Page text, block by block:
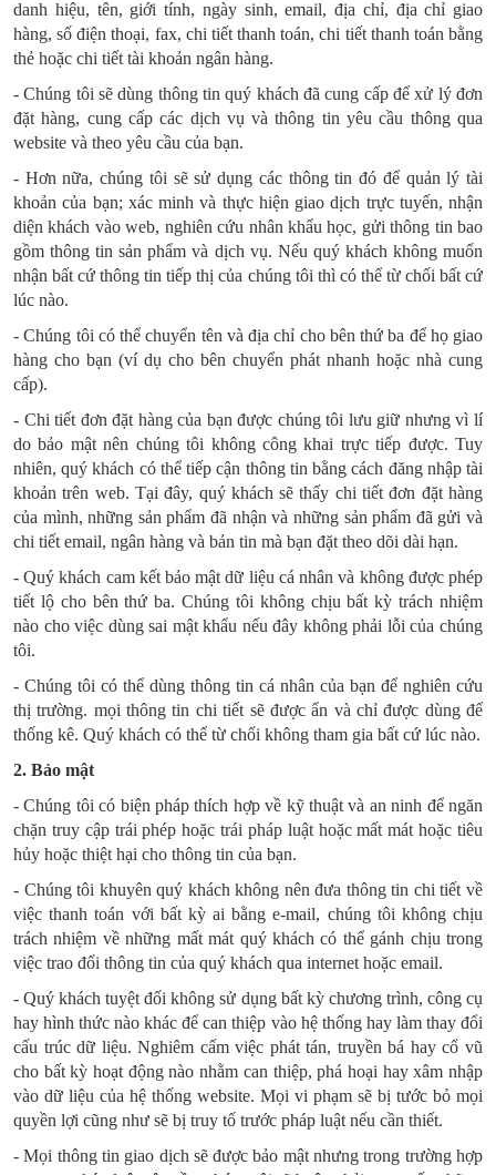
danh hiệu, tên, giới tính, ngày sinh, email, địa chỉ, địa chỉ giao
hàng, số điện thoại, fax, chi tiết thanh toán, chi tiết thanh toán bằng
thẻ hoặc chi tiết tài khoản ngân hàng.
- Chúng tôi sẽ dùng thông tin quý khách đã cung cấp để xử lý đơn
đặt hàng, cung cấp các dịch vụ và thông tin yêu cầu thông qua
website và theo yêu cầu của bạn.
- Hơn nữa, chúng tôi sẽ sử dụng các thông tin đó để quản lý tài
khoản của bạn; xác minh và thực hiện giao dịch trực tuyến, nhận
diện khách vào web, nghiên cứu nhân khẩu học, gửi thông tin bao
gồm thông tin sản phẩm và dịch vụ. Nếu quý khách không muốn
nhận bất cứ thông tin tiếp thị của chúng tôi thì có thể từ chối bất cứ
lúc nào.
- Chúng tôi có thể chuyển tên và địa chỉ cho bên thứ ba để họ giao
hàng cho bạn (ví dụ cho bên chuyển phát nhanh hoặc nhà cung
cấp).
- Chi tiết đơn đặt hàng của bạn được chúng tôi lưu giữ nhưng vì lí
do bảo mật nên chúng tôi không công khai trực tiếp được. Tuy
nhiên, quý khách có thể tiếp cận thông tin bằng cách đăng nhập tài
khoản trên web. Tại đây, quý khách sẽ thấy chi tiết đơn đặt hàng
của mình, những sản phẩm đã nhận và những sản phẩm đã gửi và
chi tiết email, ngân hàng và bản tin mà bạn đặt theo dõi dài hạn.
- Quý khách cam kết bảo mật dữ liệu cá nhân và không được phép
tiết lộ cho bên thứ ba. Chúng tôi không chịu bất kỳ trách nhiệm
nào cho việc dùng sai mật khẩu nếu đây không phải lỗi của chúng
tôi.
- Chúng tôi có thể dùng thông tin cá nhân của bạn để nghiên cứu
thị trường. mọi thông tin chi tiết sẽ được ẩn và chỉ được dùng để
thống kê. Quý khách có thể từ chối không tham gia bất cứ lúc nào.
2. Bảo mật
- Chúng tôi có biện pháp thích hợp về kỹ thuật và an ninh để ngăn
chặn truy cập trái phép hoặc trái pháp luật hoặc mất mát hoặc tiêu
hủy hoặc thiệt hại cho thông tin của bạn.
- Chúng tôi khuyên quý khách không nên đưa thông tin chi tiết về
việc thanh toán với bất kỳ ai bằng e-mail, chúng tôi không chịu
trách nhiệm về những mất mát quý khách có thể gánh chịu trong
việc trao đổi thông tin của quý khách qua internet hoặc email.
- Quý khách tuyệt đối không sử dụng bất kỳ chương trình, công cụ
hay hình thức nào khác để can thiệp vào hệ thống hay làm thay đổi
cấu trúc dữ liệu. Nghiêm cấm việc phát tán, truyền bá hay cổ vũ
cho bất kỳ hoạt động nào nhằm can thiệp, phá hoại hay xâm nhập
vào dữ liệu của hệ thống website. Mọi vi phạm sẽ bị tước bỏ mọi
quyền lợi cũng như sẽ bị truy tố trước pháp luật nếu cần thiết.
- Mọi thông tin giao dịch sẽ được bảo mật nhưng trong trường hợp